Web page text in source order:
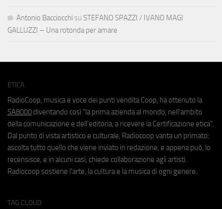
Antonio Bacciocchi su STEFANO SPAZZI / IVANO MAGI
GALLUZZI – Una rotonda per amare
ETICA
RadioCoop, musica e voce dei punti vendita Coop, ha ottenuto la
SA8000 diventando così "la prima azienda al mondo, nell'ambito
della comunicazione e dell'editoria, a ricevere la Certificazione etica".
Dal punto di vista artistico e culturale, Radiocoop vanta un primato:
ascolta tutto quello che viene inviato in redazione, e appena può, lo
recensisce, e in alcuni casi, chiede collaborazione agli artisti.
Radiocoop sostiene l'arte, la cultura e la musica di ogni genere.
TAG CLOUD